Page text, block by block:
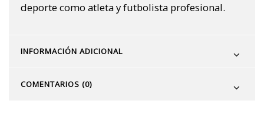
deporte como atleta y futbolista profesional.
INFORMACIÓN ADICIONAL
COMENTARIOS (0)